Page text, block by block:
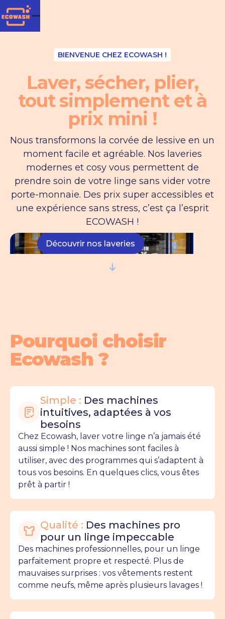
BIENVENUE CHEZ ECOWASH !
Laver, sécher, plier,
tout simplement et à
prix mini !
Nous transformons la corvée de lessive en un
moment facile et agréable. Nos laveries
modernes et cosy vous permettent de
prendre soin de votre linge sans vider votre
porte-monnaie. Des prix super accessibles et
une expérience sans stress, c’est ça l’esprit
ECOWASH !
laveries
laveries Découvrir nos
Découvrir nos
Pourquoi choisir
Ecowash ?
Simple : Des machines
intuitives, adaptées à vos
besoins
Chez Ecowash, laver votre linge n’a jamais été
aussi simple ! Nos machines sont faciles à
utiliser, avec des programmes qui s’adaptent à
tous vos besoins. En quelques clics, vous êtes
prêt à partir !
Qualité : Des machines pro
pour un linge impeccable
Des machines professionnelles, pour un linge
parfaitement propre et respecté. Plus de
mauvaises surprises : vos vêtements restent
comme neufs, même après plusieurs lavages !